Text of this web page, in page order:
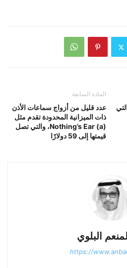
المادة السابقة
عدد قليل من أزواج سماعات الأذن
ذات الميزانية المحدودة تقدم مثل
Nothing’s Ear (a)، والتي تصل
قيمتها إلى 59 دولارًا
البلوي
https://